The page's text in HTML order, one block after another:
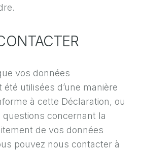
vos données
utilisées d’une manière
à cette Déclaration, ou
questions concernant la
de vos données
pouvez nous contacter à